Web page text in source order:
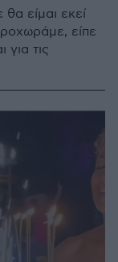
είμαι εκεί
είπε
τις